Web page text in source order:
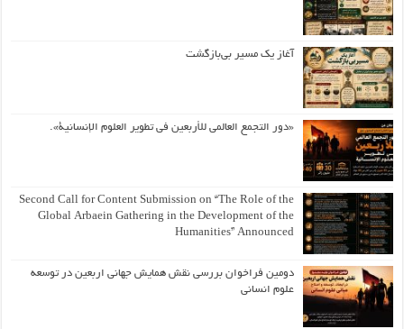
آغاز یک مسیر بی‌بازگشت
«دور التجمع العالمي للأربعين في تطوير العلوم الإنسانية».
Second Call for Content Submission on “The Role of the
Global Arbaein Gathering in the Development of the
Humanities” Announced
دومین فراخوان بررسی نقش همایش جهانی اربعین در توسعه
علوم انسانی